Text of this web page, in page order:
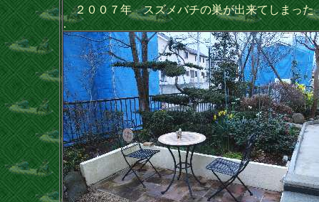
２００７年 スズメバチの巣が出来てしまった
.